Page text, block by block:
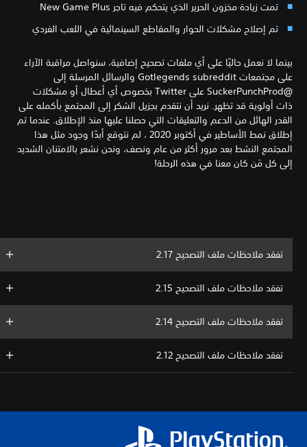
تمت زيادة مخزون الحرير الذي يتحكم فيه تاجر New Game Plus
تم إصلاح مشكلات الحوار والمقاطع السينمائية في اللعب الفردي
بينما لا نعمل حاليًا على أي ملفات تصحيح إضافية، سنواصل مراقبة الآراء
على مجتمعات Gotlegends subreddit والرسائل المرسلة إلى
@SuckerPunchProd على Twitter بخصوص أي أعطال أو مشكلات
ذات أولوية قد تظهر. نريد أن نتقدم بجزيل الشكر إلى المجتمع بأكمله على
القدر الهائل من الدعم والتعليقات التي حصلنا عليها منذ الإطلاق. عندما تم
إطلاق نمط الأساطير في أكتوبر 2020 ، لم نتوقع أبدًا وجود مثل هذا
المجتمع النشط بعد مرور أكثر من عام ونصف، ونحن نشعر بالامتنان الشديد
إلى كل مَن كان معنا في هذه الرحلة!
تفقد ملاحظات ملف التصحيح 2.17
تفقد ملاحظات ملف التصحيح 2.15
تفقد ملاحظات ملف التصحيح 2.14
تفقد ملاحظات ملف التصحيح 2.12